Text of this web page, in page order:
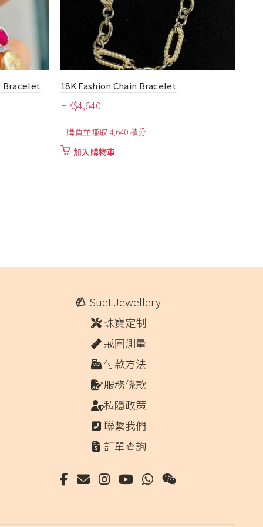
Bracelet 18K Fashion Chain Bracelet
HK$4,640
購買並賺取 4,640 積分!
加入購物車
Suet Jewellery
珠寶定制
戒圍測量
付款方法
服務條款
私隱政策
聯繫我們
訂單查詢